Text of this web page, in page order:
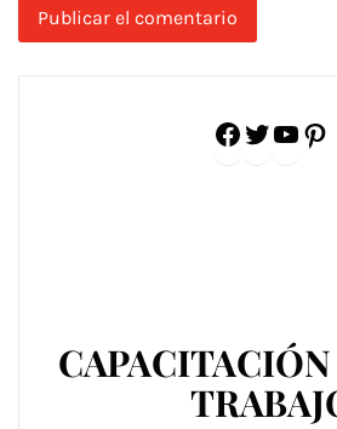
Facebook
Twitter